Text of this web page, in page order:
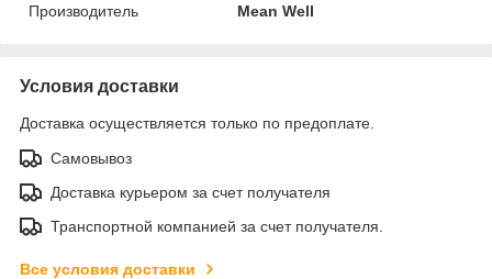
Производитель
Mean Well
Условия доставки
Доставка осуществляется только по предоплате.
Самовывоз
Доставка курьером за счет получателя
Транспортной компанией за счет получателя.
Все условия доставки